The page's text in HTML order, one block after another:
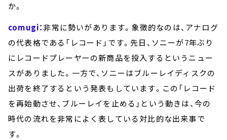
か。
comugi：非常に勢いがあります。象徴的なのは、アナログ
の代表格である「レコード」です。先日、ソニーが7年ぶり
にレコードプレーヤーの新商品を投入するというニュー
スがありました。一方で、ソニーはブルーレイディスクの
出荷を終了するという発表もしています。この「レコード
を再始動させ、ブルーレイを止める」という動きは、今の
時代の流れを非常によく表している対比的な出来事で
す。